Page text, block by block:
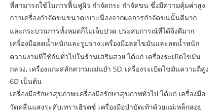
ที่สามารถใช้ในการฟื้นฟูผิว กำจัดกระ กำจัดขน ซึ่งมีความคุ้มค่าสูง
กว่าเครื่องกำจัดขนขนาดเบา:เนื่องจากผลการกำจัดขนนั้นดีมาก
และกระบวนการทั้งหมดก็ไม่เจ็บปวด ประสบการณ์ที่ได้จึงดีมาก
เครื่องมือลดน้ำหนักและรูปร่าง:เครื่องมือลดไขมันและลดน้ำหนัก
ความงามที่ใช้กันทั่วไปในร้านเสริมสวย ได้แก่ เครื่องระเบิดไขมัน
กลวง, เครื่องแกะสลักความแม่นยำ 5D, เครื่องระเบิดไขมันความถี่สูง
6D เป็นต้น
เครื่องมือรักษาสุขภาพ:เครื่องมือรักษาสุขภาพทั่วไป ได้แก่ เครื่องมือ
วัดคลื่นแสงระดับเทราเฮิรตซ์ เครื่องมือบำบัดเท้าด้วยแม่เหล็กลอย